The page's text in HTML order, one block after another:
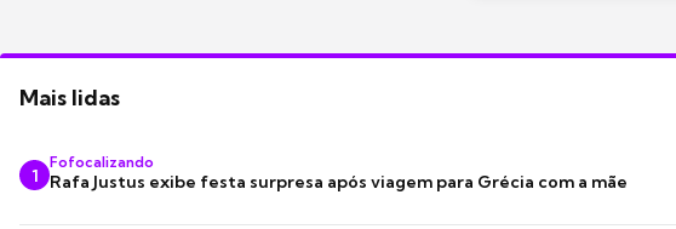
Mais lidas
1
Fofocalizando
Rafa Justus exibe festa surpresa após viagem para Grécia com a mãe